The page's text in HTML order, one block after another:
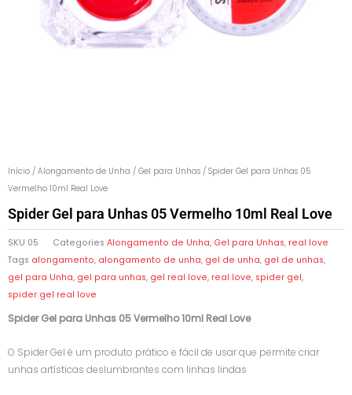
Início / Alongamento de Unha / Gel para Unhas / Spider Gel para Unhas 05
Vermelho 10ml Real Love
Spider Gel para Unhas 05 Vermelho 10ml Real Love
SKU 05 Categories Alongamento de Unha, Gel para Unhas, real love
Tags alongamento, alongamento de unha, gel de unha, gel de unhas,
gel para Unha, gel para unhas, gel real love, real love, spider gel,
spider gel real love
Spider Gel para Unhas 05 Vermelho 10ml Real Love
O Spider Gel é um produto prático e fácil de usar que permite criar
unhas artísticas deslumbrantes com linhas lindas